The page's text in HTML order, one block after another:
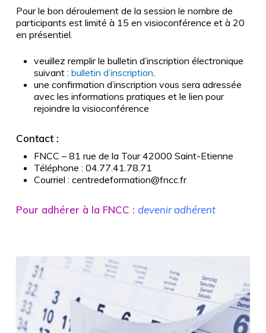
Pour le bon déroulement de la session le nombre de
participants est limité à 15 en visioconférence et à 20
en présentiel.
veuillez remplir le bulletin d’inscription électronique
suivant : bulletin d’inscription.
une confirmation d’inscription vous sera adressée
avec les informations pratiques et le lien pour
rejoindre la visioconférence
Contact :
FNCC – 81 rue de la Tour 42000 Saint-Etienne
Téléphone : 04.77.41.78.71
Courriel : centredeformation@fncc.fr
Pour adhérer à la FNCC : devenir adhérent
formations
2026